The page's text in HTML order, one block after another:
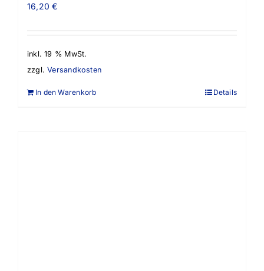
16,20€
inkl. 19 % MwSt.
zzgl.Versandkosten
In den Warenkorb Details